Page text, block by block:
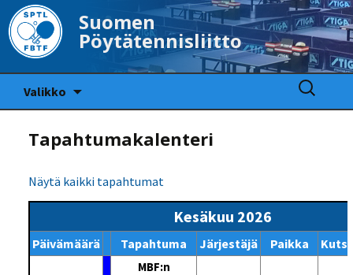
Suomen
Pöytätennisliitto
Valikko
Haku:
Tapahtumakalenteri
Näytä kaikki tapahtumat
Kesäkuu 2026
Päivämäärä Tapahtuma Järjestäjä Paikka
MBF:n